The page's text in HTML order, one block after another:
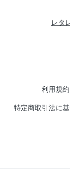
レタ
利用規約
特定商取引法に